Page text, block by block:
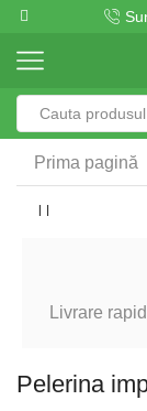
Prima pagină
Livrare
Pelerina